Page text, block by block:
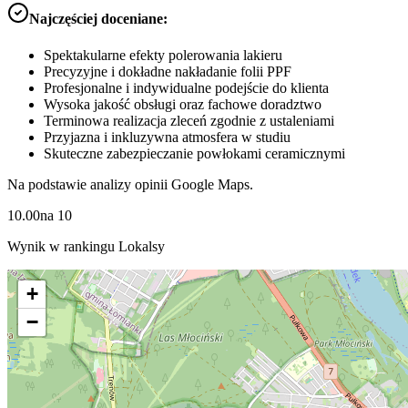
Najczęściej doceniane:
Spektakularne efekty polerowania lakieru
Precyzyjne i dokładne nakładanie folii PPF
Profesjonalne i indywidualne podejście do klienta
Wysoka jakość obsługi oraz fachowe doradztwo
Terminowa realizacja zleceń zgodnie z ustaleniami
Przyjazna i inkluzywna atmosfera w studiu
Skuteczne zabezpieczanie powłokami ceramicznymi
Na podstawie analizy opinii Google Maps.
10.00na 10
Wynik w rankingu Lokalsy
+
−